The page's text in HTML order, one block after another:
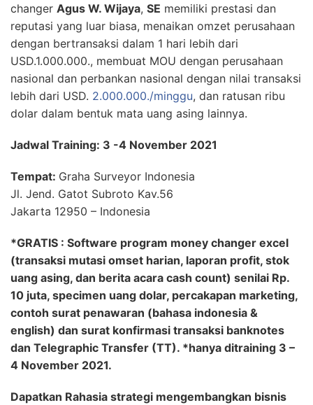
changer Agus W. Wijaya, SE memiliki prestasi dan
reputasi yang luar biasa, menaikan omzet perusahaan
dengan bertransaksi dalam 1 hari lebih dari
USD.1.000.000., membuat MOU dengan perusahaan
nasional dan perbankan nasional dengan nilai transaksi
lebih dari USD. 2.000.000./minggu, dan ratusan ribu
dolar dalam bentuk mata uang asing lainnya.
Jadwal Training: 3 -4 November 2021
Tempat: Graha Surveyor Indonesia
Jl. Jend. Gatot Subroto Kav.56
Jakarta 12950 – Indonesia
*GRATIS : Software program money changer excel
(transaksi mutasi omset harian, laporan profit, stok
uang asing, dan berita acara cash count) senilai Rp.
10 juta, specimen uang dolar, percakapan marketing,
contoh surat penawaran (bahasa indonesia &
english) dan surat konfirmasi transaksi banknotes
dan Telegraphic Transfer (TT). *hanya ditraining 3 –
4 November 2021.
Dapatkan Rahasia strategi mengembangkan bisnis